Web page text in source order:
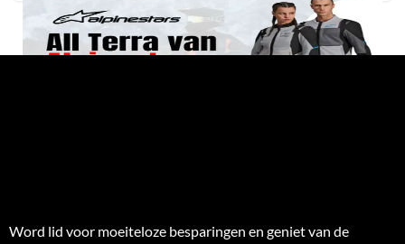
Word lid voor moeiteloze besparingen en geniet van de